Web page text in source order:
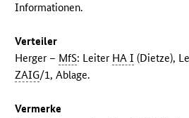
Informationen.
Verteiler
Herger – MfS: Leiter HA I (Dietze),
ZAIG/1, Ablage.
Vermerke